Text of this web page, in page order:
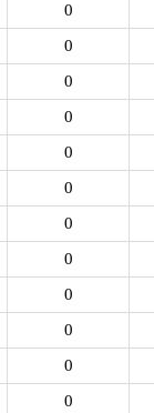
0
0
0
0
0
0
0
0
0
0
0
0